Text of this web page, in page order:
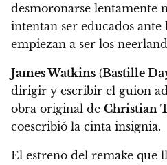
desmoronarse lentamente
intentan ser educados ante
empiezan a ser los
James Watkins (Bastille
dirigir y escribir el guion
obra original de Christian
coescribió la cinta insignia.
El estreno del remake que